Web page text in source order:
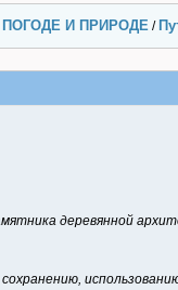
ПОГОДЕ И ПРИРОДЕ /
деревянной